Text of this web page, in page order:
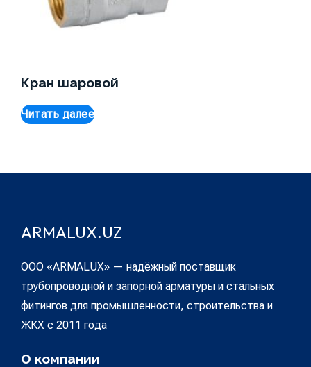
Кран шаровой
Читать далее
ARMALUX.UZ
ООО «ARMALUX» — надёжный поставщик
трубопроводной и запорной арматуры и стальных
фитингов для промышленности, строительства и
ЖКХ с 2011 года
О компании